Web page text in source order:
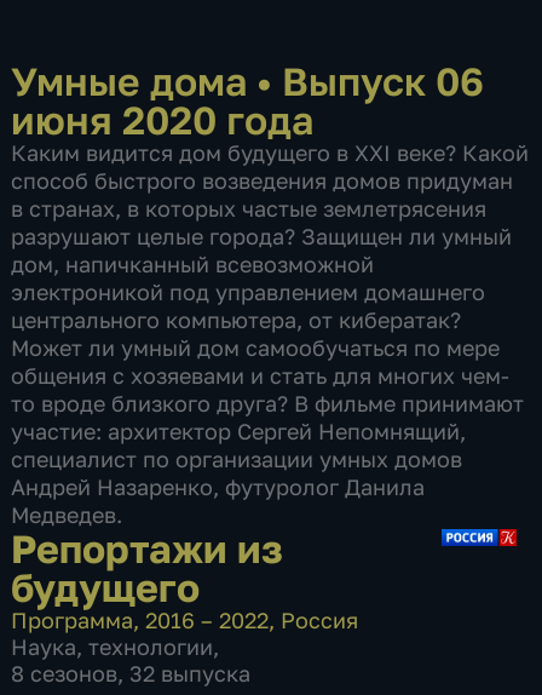
Умные дома • Выпуск 06
июня 2020 года
Каким видится дом будущего в XXI веке? Какой
способ быстрого возведения домов придуман
в странах, в которых частые землетрясения
разрушают целые города? Защищен ли умный
дом, напичканный всевозможной
электроникой под управлением домашнего
центрального компьютера, от кибератак?
Может ли умный дом самообучаться по мере
общения с хозяевами и стать для многих чем-
то вроде близкого друга? В фильме принимают
участие: архитектор Сергей Непомнящий,
специалист по организации умных домов
Андрей Назаренко, футуролог Данила
Медведев.
Репортажи из
будущего
Программа, 2016 – 2022, Россия
Наука,технологии,
8 сезонов, 32 выпуска